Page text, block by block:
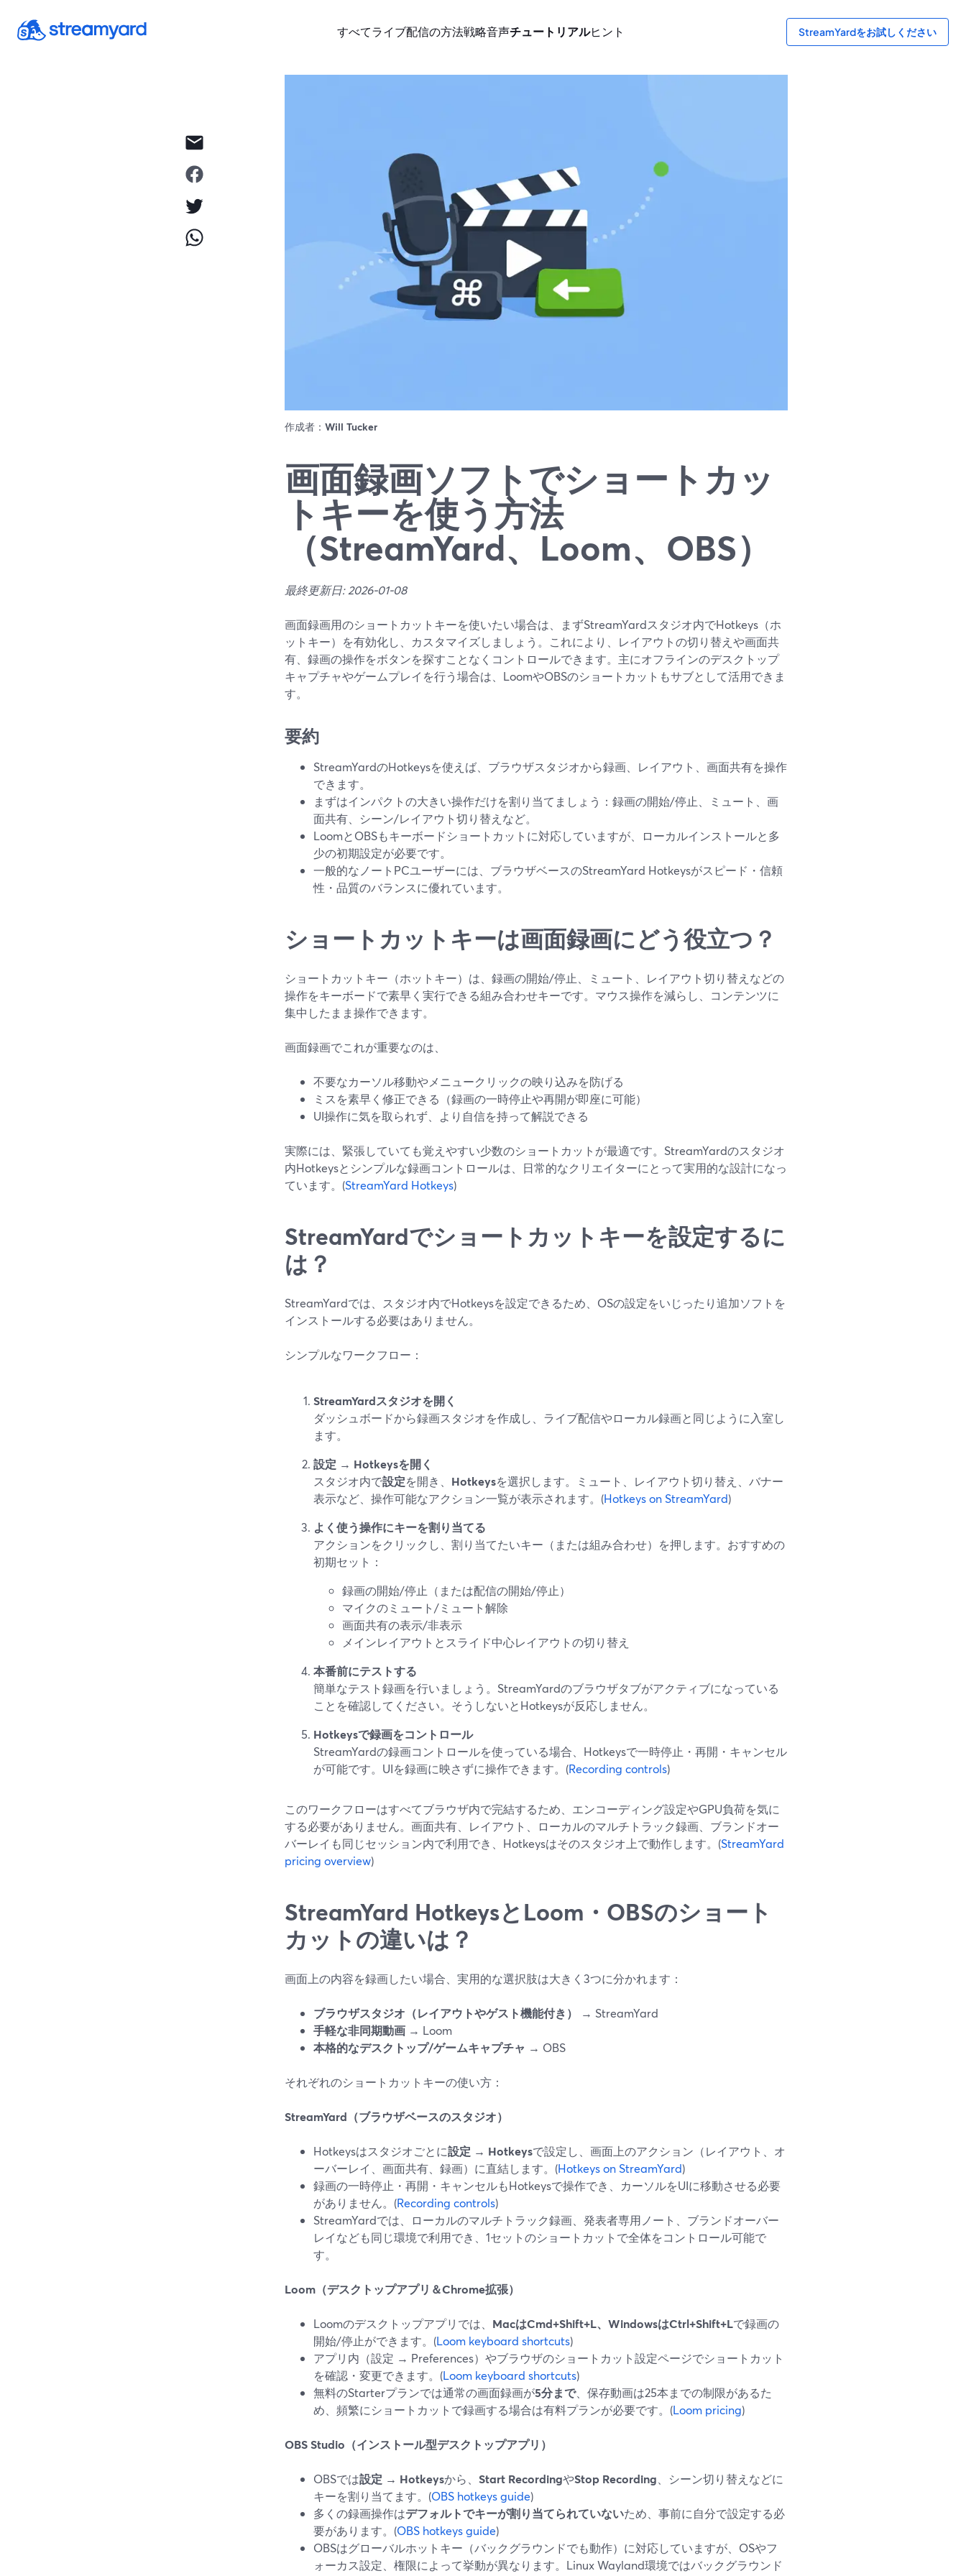
すべてライブ配信の方法戦略音声チュートリアルヒント StreamYardをお試しください
作成者： Will Tucker
画面録画ソフトでショートカッ
トキーを使う方法
（StreamYard、Loom、OBS）
最終更新日: 2026-01-08
画面録画用のショートカットキーを使いたい場合は、まずStreamYardスタジオ内でHotkeys（ホ
ットキー）を有効化し、カスタマイズしましょう。これにより、レイアウトの切り替えや画面共
有、録画の操作をボタンを探すことなくコントロールできます。主にオフラインのデスクトップ
キャプチャやゲームプレイを行う場合は、LoomやOBSのショートカットもサブとして活用できま
す。
要約
StreamYardのHotkeysを使えば、ブラウザスタジオから録画、レイアウト、画面共有を操作
できます。
まずはインパクトの大きい操作だけを割り当てましょう：録画の開始/停止、ミュート、画
面共有、シーン/レイアウト切り替えなど。
LoomとOBSもキーボードショートカットに対応していますが、ローカルインストールと多
少の初期設定が必要です。
一般的なノートPCユーザーには、ブラウザベースのStreamYard Hotkeysがスピード・信頼
性・品質のバランスに優れています。
ショートカットキーは画面録画にどう役立つ？
ショートカットキー（ホットキー）は、録画の開始/停止、ミュート、レイアウト切り替えなどの
操作をキーボードで素早く実行できる組み合わせキーです。マウス操作を減らし、コンテンツに
集中したまま操作できます。
画面録画でこれが重要なのは、
不要なカーソル移動やメニュークリックの映り込みを防げる
ミスを素早く修正できる（録画の一時停止や再開が即座に可能）
UI操作に気を取られず、より自信を持って解説できる
実際には、緊張していても覚えやすい少数のショートカットが最適です。StreamYardのスタジオ
内Hotkeysとシンプルな録画コントロールは、日常的なクリエイターにとって実用的な設計になっ
ています。(StreamYard Hotkeys)
StreamYardでショートカットキーを設定するに
は？
StreamYardでは、スタジオ内でHotkeysを設定できるため、OSの設定をいじったり追加ソフトを
インストールする必要はありません。
シンプルなワークフロー：
StreamYardスタジオを開く
ダッシュボードから録画スタジオを作成し、ライブ配信やローカル録画と同じように入室し
ます。
設定 → Hotkeysを開く
スタジオ内で設定を開き、 Hotkeysを選択します。ミュート、レイアウト切り替え、バナー
表示など、操作可能なアクション一覧が表示されます。(Hotkeys on StreamYard)
よく使う操作にキーを割り当てる
アクションをクリックし、割り当てたいキー（または組み合わせ）を押します。おすすめの
初期セット：
録画の開始/停止（または配信の開始/停止）
マイクのミュート/ミュート解除
画面共有の表示/非表示
メインレイアウトとスライド中心レイアウトの切り替え
本番前にテストする
簡単なテスト録画を行いましょう。StreamYardのブラウザタブがアクティブになっている
ことを確認してください。そうしないとHotkeysが反応しません。
Hotkeysで録画をコントロール
StreamYardの録画コントロールを使っている場合、Hotkeysで一時停止・再開・キャンセル
が可能です。UIを録画に映さずに操作できます。(Recording controls)
このワークフローはすべてブラウザ内で完結するため、エンコーディング設定やGPU負荷を気に
する必要がありません。画面共有、レイアウト、ローカルのマルチトラック録画、ブランドオー
バーレイも同じセッション内で利用でき、Hotkeysはそのスタジオ上で動作します。(StreamYard
pricing overview)
StreamYard HotkeysとLoom・OBSのショート
カットの違いは？
画面上の内容を録画したい場合、実用的な選択肢は大きく3つに分かれます：
ブラウザスタジオ（レイアウトやゲスト機能付き）
→ StreamYard
手軽な非同期動画 → Loom
本格的なデスクトップ/ゲームキャプチャ → OBS
それぞれのショートカットキーの使い方：
StreamYard（ブラウザベースのスタジオ）
Hotkeysはスタジオごとに設定 → Hotkeysで設定し、画面上のアクション（レイアウト、オ
ーバーレイ、画面共有、録画）に直結します。(Hotkeys on StreamYard)
録画の一時停止・再開・キャンセルもHotkeysで操作でき、カーソルをUIに移動させる必要
がありません。(Recording controls)
StreamYardでは、ローカルのマルチトラック録画、発表者専用ノート、ブランドオーバー
レイなども同じ環境で利用でき、1セットのショートカットで全体をコントロール可能で
す。
Loom（デスクトップアプリ＆Chrome拡張）
Loomのデスクトップアプリでは、 MacはCmd+Shift+L、WindowsはCtrl+Shift+Lで録画の
開始/停止ができます。(Loom keyboard shortcuts)
アプリ内（設定 → Preferences）やブラウザのショートカット設定ページでショートカット
を確認・変更できます。(Loom keyboard shortcuts)
無料のStarterプランでは通常の画面録画が5分まで、保存動画は25本までの制限があるた
め、頻繁にショートカットで録画する場合は有料プランが必要です。(Loom pricing)
OBS Studio（インストール型デスクトップアプリ）
OBSでは設定 → Hotkeysから、 Start RecordingやStop Recording 、シーン切り替えなどに
キーを割り当てます。(OBS hotkeys guide)
多くの録画操作はデフォルトでキーが割り当てられていないため、事前に自分で設定する必
要があります。(OBS hotkeys guide)
OBSはグローバルホットキー（バックグラウンドでも動作）に対応していますが、OSやフ
ォーカス設定、権限によって挙動が異なります。Linux Wayland環境ではバックグラウンド